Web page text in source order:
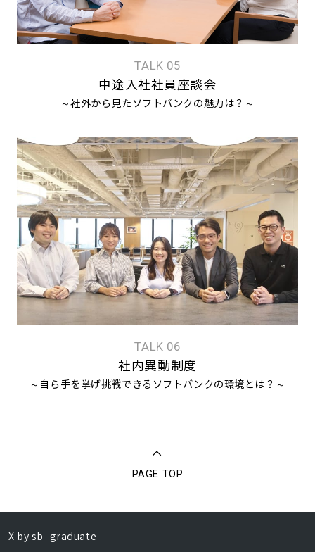
TALK 05
中途入社社員座談会
～社外から見たソフトバンクの魅力は？～
TALK 06
社内異動制度
～自ら手を挙げ挑戦できるソフトバンクの環境とは？～
PAGE TOP
X by sb_graduate